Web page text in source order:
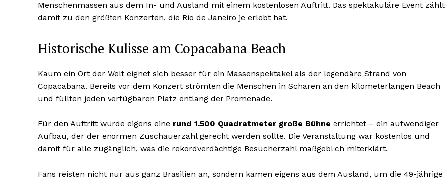
Menschenmassen aus dem In- und Ausland mit einem kostenlosen Auftritt. Das spektakuläre Event zählt
damit zu den größten Konzerten, die Rio de Janeiro je erlebt hat.
Historische Kulisse am Copacabana Beach
Kaum ein Ort der Welt eignet sich besser für ein Massenspektakel als der legendäre Strand von
Copacabana. Bereits vor dem Konzert strömten die Menschen in Scharen an den kilometerlangen Beach
und füllten jeden verfügbaren Platz entlang der Promenade.
Für den Auftritt wurde eigens eine rund 1.500 Quadratmeter große Bühne errichtet – ein aufwendiger
Aufbau, der der enormen Zuschauerzahl gerecht werden sollte. Die Veranstaltung war kostenlos und
damit für alle zugänglich, was die rekordverdächtige Besucherzahl maßgeblich miterklärt.
Fans reisten nicht nur aus ganz Brasilien an, sondern kamen eigens aus dem Ausland, um die 49-jährige